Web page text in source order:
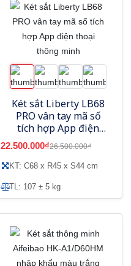
Két sắt Liberty LB68
PRO vân tay mã số
tích hợp App điện
thoại thông minh
22.500.000₫26.500.000₫
KT: C68 x R45 x S44 cm
TL: 107 ± 5 kg